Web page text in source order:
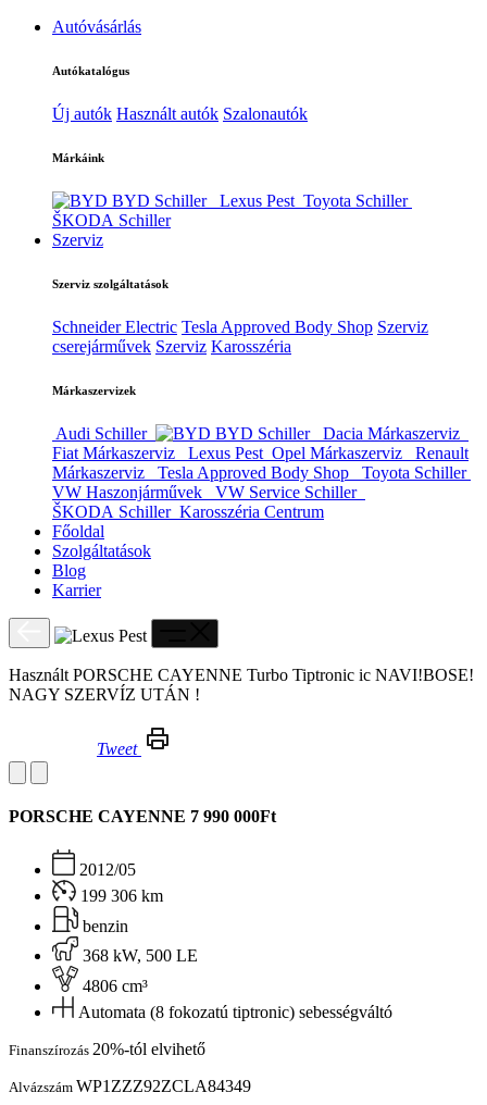
Autóvásárlás
Autókatalógus
Új autók Használt autók Szalonautók
Márkáink
BYD Schiller Lexus Pest Toyota Schiller
ŠKODA Schiller
Szerviz
Szerviz szolgáltatások
Schneider Electric Tesla Approved Body Shop Szerviz
cserejárművek Szerviz Karosszéria
Márkaszervizek
Audi Schiller BYD Schiller
Dacia Márkaszerviz
Fiat Márkaszerviz
Lexus Pest Opel Márkaszerviz
Renault
Márkaszerviz
Tesla Approved Body Shop
Toyota Schiller
VW Haszonjárművek
VW Service Schiller
ŠKODA Schiller Karosszéria Centrum
Főoldal
Szolgáltatások
Blog
Karrier
Használt PORSCHE CAYENNE Turbo Tiptronic ic NAVI!BOSE!
NAGY SZERVÍZ UTÁN !
Tweet
PORSCHE CAYENNE 7 990 000Ft
2012/05
199 306 km
benzin
368 kW, 500 LE
4806 cm³
Automata (8 fokozatú tiptronic) sebességváltó
Finanszírozás 20%-tól elvihető
Alvázszám WP1ZZZ92ZCLA84349